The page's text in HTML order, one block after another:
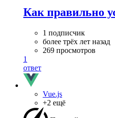
Как правильно
1 подписчик
более трёх лет назад
269 просмотров
1
ответ
Vue.js
+2 ещё